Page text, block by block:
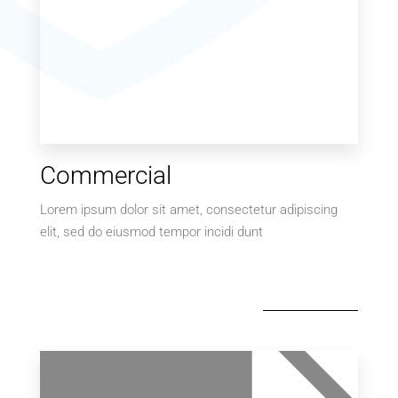
Commercial
Lorem ipsum dolor sit amet, consectetur adipiscing
elit, sed do eiusmod tempor incidi dunt